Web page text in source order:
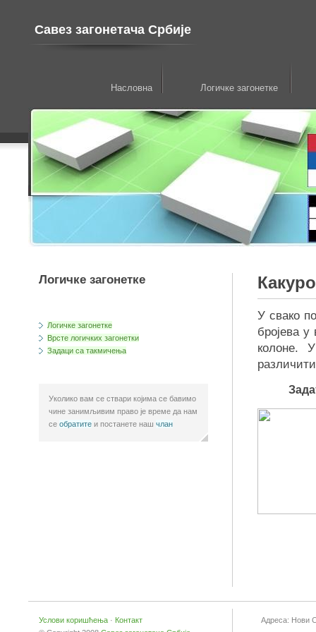
Савез загонетача Србије
Насловна Логичке загонетке
Логичке загонетке
Логичке загонетке
Врсте логичких загонетки
Задаци са такмичења
Уколико вам се ствари којима се бавимо
чине занимљивим право је време да нам
се обратите и постанете наш члан
Какуро
У свако
бројева у
колоне.
Услови коришћења · Контакт
Адреса: Нови